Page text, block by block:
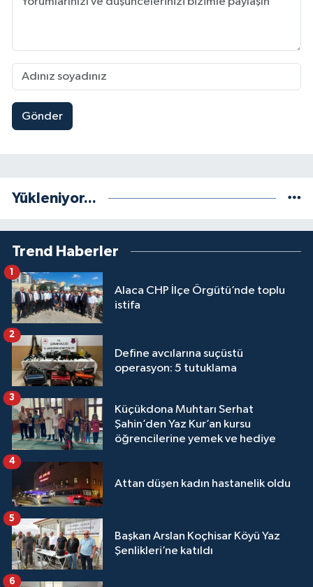
Gönder
Yükleniyor...
Trend Haberler
Alaca CHP İlçe Örgütü’nde toplu
istifa
1
Define avcılarına suçüstü
operasyon: 5 tutuklama
2
Küçükdona Muhtarı Serhat
Şahin’den Yaz Kur’an kursu
öğrencilerine yemek ve hediye
3
Attan düşen kadın hastanelik oldu
4
Başkan Arslan Koçhisar Köyü Yaz
Şenlikleri’ne katıldı
5
6